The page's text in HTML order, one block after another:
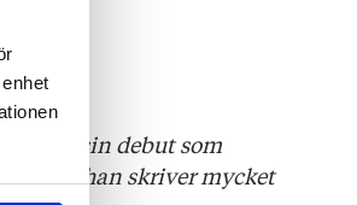
gör sin debut som
att han skriver mycket